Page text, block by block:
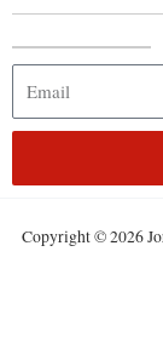
Copyright © 2026